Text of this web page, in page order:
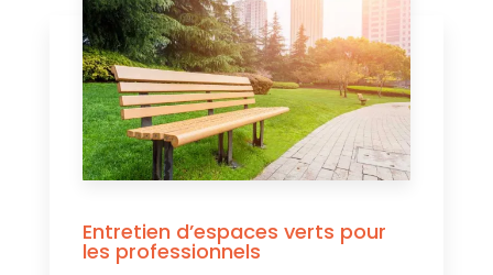
Entretien d’espaces verts pour
les professionnels